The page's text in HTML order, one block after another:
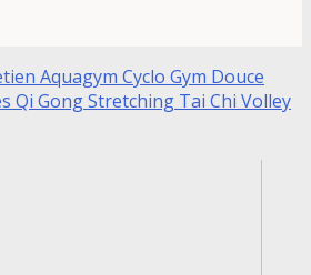
Aquagym Cyclo Gym Douce
Qi GongStretching Tai Chi Volley